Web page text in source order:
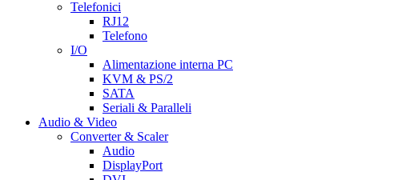
Telefonici
RJ12
Telefono
I/O
Alimentazione interna PC
KVM & PS/2
SATA
Seriali & Paralleli
Audio & Video
Converter & Scaler
Audio
DisplayPort